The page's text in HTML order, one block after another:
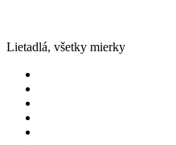
Lietadlá, všetky mierky